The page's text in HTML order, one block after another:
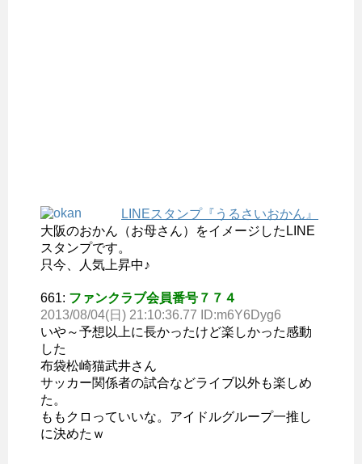
LINEスタンプ『うるさいおかん』
大阪のおかん（お母さん）をイメージしたLINE
スタンプです。
只今、人気上昇中♪
661: ファンクラブ会員番号７７４
2013/08/04(日) 21:10:36.77 ID:m6Y6Dyg6
いや～予想以上に長かったけど楽しかった感動
した
布袋松崎猫武井さん
サッカー関係者の試合などライブ以外も楽しめ
た。
ももクロっていいな。アイドルグループ一推し
に決めたｗ